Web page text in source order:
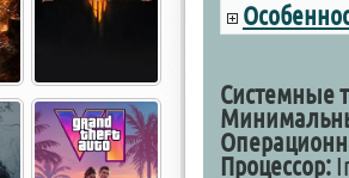
Cистемные
Процессор: